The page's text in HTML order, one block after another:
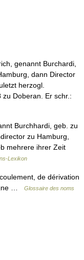
genannt Burchardi,
dann Director
herzogl.
Doberan. Er schr.:
Burchhardi, geb. zu
zu Hamburg,
mehrere ihrer Zeit
Lexikon
de dérivation
…
Glossaire des noms